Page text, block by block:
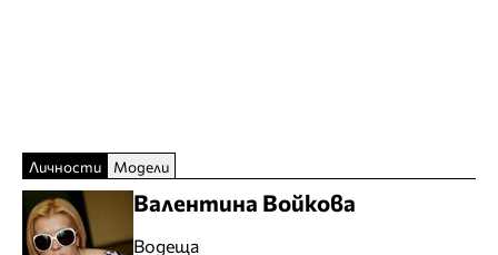
Личности Модели
Валентина Войкова
Водеща